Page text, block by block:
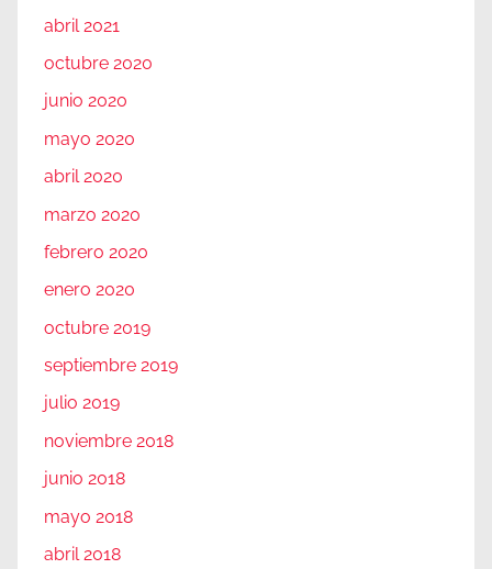
abril 2021
octubre 2020
junio 2020
mayo 2020
abril 2020
marzo 2020
febrero 2020
enero 2020
octubre 2019
septiembre 2019
julio 2019
noviembre 2018
junio 2018
mayo 2018
abril 2018